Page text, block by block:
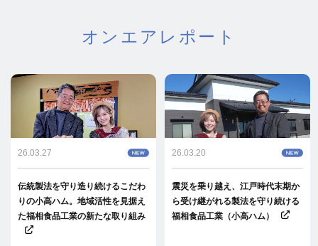
オンエアレポート
26.03.27
伝統製法を守り造り続けるこだわ
りの小高ハム。地域活性を見据え
た福相食品工業の新たな取り組み
26.03.20
震災を乗り越え、江戸時代末期か
ら受け継がれる製法を守り続ける
福相食品工業（小高ハム）